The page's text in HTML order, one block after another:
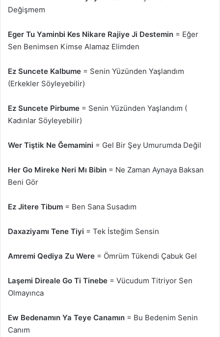
Değişmem
Eger Tu Yaminbi Kes Nikare Rajiye Ji Destemin = Eğer
Sen Benimsen Kimse Alamaz Elimden
Ez Suncete Kalbume = Senin Yüzünden Yaşlandım
(Erkekler Söyleyebilir)
Ez Suncete Pirbume = Senin Yüzünden Yaşlandım (
Kadınlar Söyleyebilir)
Wer Tiştik Ne Ğemamini = Gel Bir Şey Umurumda Değil
Her Go Mireke Neri Mı Bibin = Ne Zaman Aynaya Baksan
Beni Gör
Ez Jitere Tibum = Ben Sana Susadım
Daxaziyamı Tene Tiyi = Tek İsteğim Sensin
Amremi Qediya Zu Were = Ömrüm Tükendi Çabuk Gel
Laşemi Direale Go Ti Tinebe = Vücudum Titriyor Sen
Olmayınca
Ew Bedenamın Ya Teye Canamın = Bu Bedenim Senin
Canım